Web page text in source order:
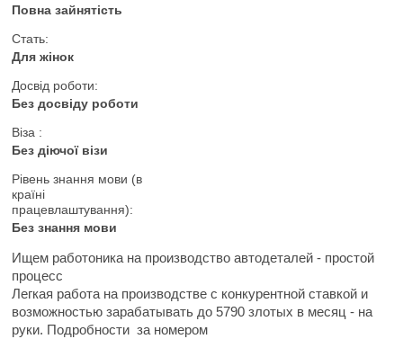
Повна зайнятість
Стать:
Для жінок
Досвід роботи:
Без досвіду роботи
Віза :
Без діючої візи
Рівень знання мови (в
країні
працевлаштування):
Без знання мови
Ищем работоника на производство автодеталей - простой
процесс
Легкая работа на производстве с конкурентной ставкой и
возможностью зарабатывать до 5790 злотых в месяц - на
руки. Подробности за номером